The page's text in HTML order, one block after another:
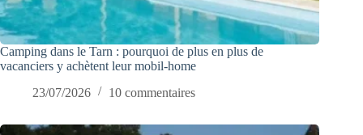
Camping dans le Tarn : pourquoi de plus en plus de
vacanciers y achètent leur mobil-home
23/07/2026
10 commentaires